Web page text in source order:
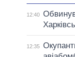
12:40
12:35